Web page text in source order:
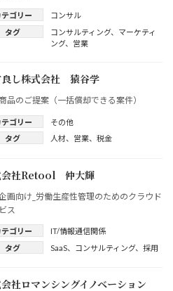
テゴリー
コンサル
タグ
コンサルティング、 マーケティ
ング、 営業
良し株式会社 猿谷学
品のご提案（一括償却できる案件）
テゴリー
その他
タグ
人材、 営業、税金
会社Retool 仲大輝
画向け_労働生産性管理のためのクラウド
ス
テゴリー
IT/情報通信関係
タグ
SaaS、 コンサルティング、採用
社ロマンシングイノベーション